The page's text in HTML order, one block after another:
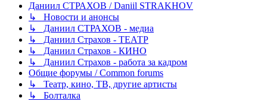
Даниил СТРАХОВ / Daniil STRAKHOV
↳ Новости и анонсы
↳ Даниил СТРАХОВ - медиа
↳ Даниил Страхов - ТЕАТР
↳ Даниил Страхов - КИНО
↳ Даниил Страхов - работа за кадром
Общие форумы / Common forums
↳ Театр, кино, ТВ, другие артисты
↳ Болталка